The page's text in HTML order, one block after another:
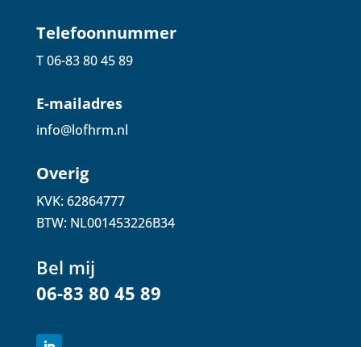
Telefoonnummer
T 06-83 80 45 89
E-mailadres
info@lofhrm.nl
Overig
KVK: 62864777
BTW: NL001453226B34
Bel mij
06-83 80 45 89